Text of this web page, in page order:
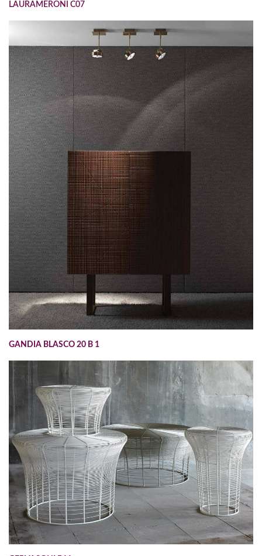
LAURAMERONI C07
GANDIA BLASCO 20 B 1